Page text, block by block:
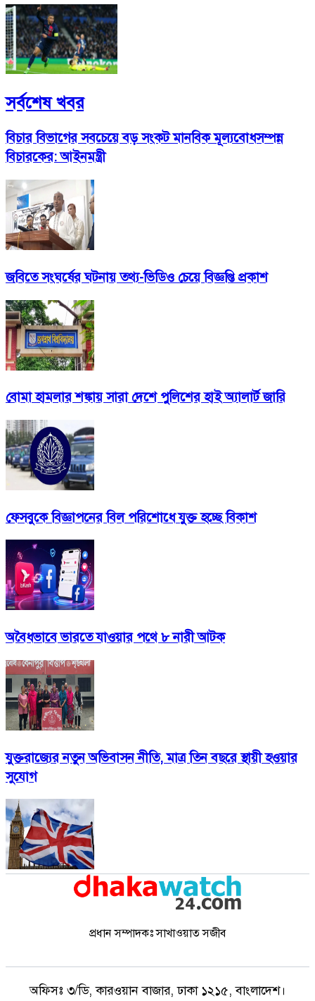
সর্বশেষ খবর
বিচার বিভাগের সবচেয়ে বড় সংকট মানবিক মূল্যবোধসম্পন্ন
বিচারকের: আইনমন্ত্রী
জবিতে সংঘর্ষের ঘটনায় তথ্য-ভিডিও চেয়ে বিজ্ঞপ্তি প্রকাশ
বোমা হামলার শঙ্কায় সারা দেশে পুলিশের হাই অ্যালার্ট জারি
ফেসবুকে বিজ্ঞাপনের বিল পরিশোধে যুক্ত হচ্ছে বিকাশ
অবৈধভাবে ভারতে যাওয়ার পথে ৮ নারী আটক
যুক্তরাজ্যের নতুন অভিবাসন নীতি, মাত্র তিন বছরে স্থায়ী হওয়ার
সুযোগ
প্রধান সম্পাদকঃ সাখাওয়াত সজীব
অফিসঃ ৩/ডি, কারওয়ান বাজার, ঢাকা ১২১৫, বাংলাদেশ।